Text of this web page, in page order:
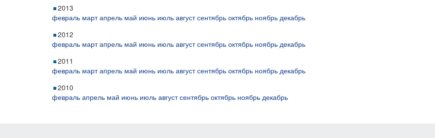
2013
февраль март апрель май июнь июль август сентябрь октябрь ноябрь декабрь
2012
февраль март апрель май июнь июль август сентябрь октябрь ноябрь декабрь
2011
февраль март апрель май июнь июль август сентябрь октябрь ноябрь декабрь
2010
февраль апрель май июнь июль август сентябрь октябрь ноябрь декабрь